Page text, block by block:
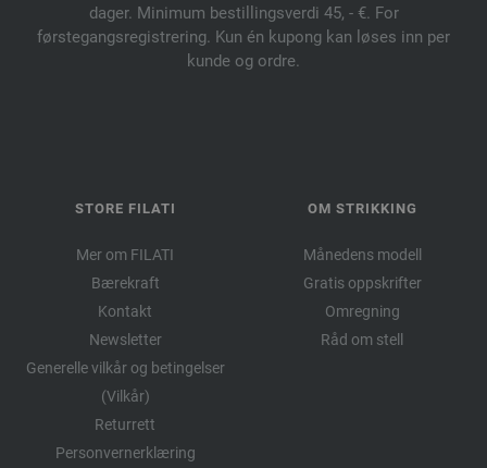
dager. Minimum bestillingsverdi 45, - €. For
førstegangsregistrering. Kun én kupong kan løses inn per
kunde og ordre.
STORE FILATI
Mer om FILATI
Bærekraft
Kontakt
Newsletter
Generelle vilkår og betingelser
(Vilkår)
Returrett
Personvernerklæring
OM STRIKKING
Månedens modell
Gratis oppskrifter
Omregning
Råd om stell